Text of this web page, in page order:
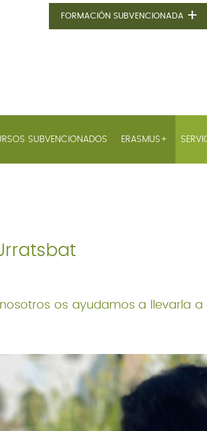
FORMACIÓN SUBVENCIONADA +
SUBVENCIONADOS ERASMUS+
os ayudamos a llevarla